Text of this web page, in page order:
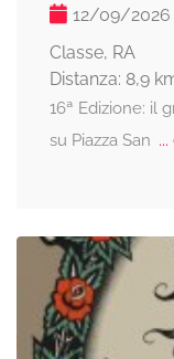
12/09/2026
Classe, RA
Distanza: 8,9
16ª Edizione: il
su Piazza San